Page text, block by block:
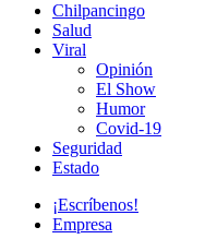
Chilpancingo
Salud
Viral
Opinión
El Show
Humor
Covid-19
Seguridad
Estado
¡Escríbenos!
Empresa